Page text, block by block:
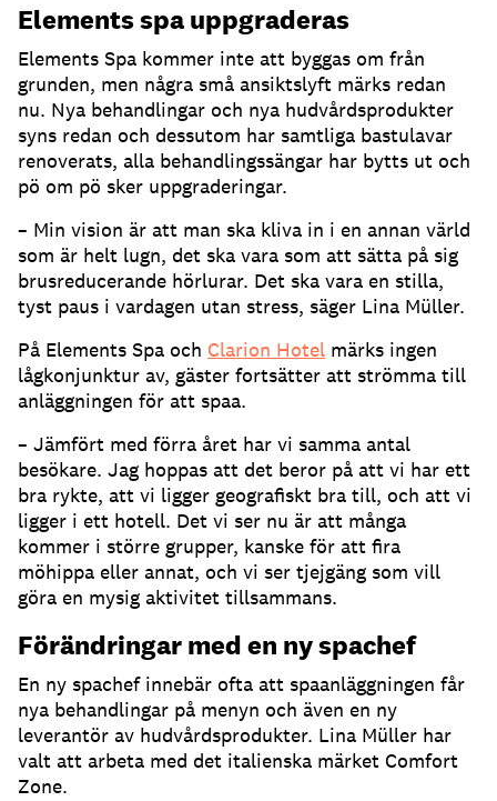
Elements spa uppgraderas
Elements Spa kommer inte att byggas om från
grunden, men några små ansiktslyft märks redan
nu. Nya behandlingar och nya hudvårdsprodukter
syns redan och dessutom har samtliga bastulavar
renoverats, alla behandlingssängar har bytts ut och
pö om pö sker uppgraderingar.
– Min vision är att man ska kliva in i en annan värld
som är helt lugn, det ska vara som att sätta på sig
brusreducerande hörlurar. Det ska vara en stilla,
tyst paus i vardagen utan stress, säger Lina Müller.
På Elements Spa och Clarion Hotel märks ingen
lågkonjunktur av, gäster fortsätter att strömma till
anläggningen för att spaa.
– Jämfört med förra året har vi samma antal
besökare. Jag hoppas att det beror på att vi har ett
bra rykte, att vi ligger geografiskt bra till, och att vi
ligger i ett hotell. Det vi ser nu är att många
kommer i större grupper, kanske för att fira
möhippa eller annat, och vi ser tjejgäng som vill
göra en mysig aktivitet tillsammans.
Förändringar med en ny spachef
En ny spachef innebär ofta att spaanläggningen får
nya behandlingar på menyn och även en ny
leverantör av hudvårdsprodukter. Lina Müller har
valt att arbeta med det italienska märket Comfort
Zone.